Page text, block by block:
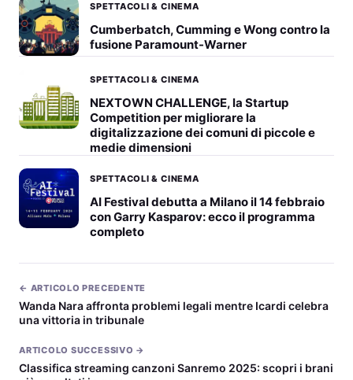
SPETTACOLI & CINEMA
Cumberbatch, Cumming e Wong contro la
fusione Paramount-Warner
SPETTACOLI & CINEMA
NEXTOWN CHALLENGE, la Startup
Competition per migliorare la
digitalizzazione dei comuni di piccole e
medie dimensioni
SPETTACOLI & CINEMA
AI Festival debutta a Milano il 14 febbraio
con Garry Kasparov: ecco il programma
completo
← ARTICOLO PRECEDENTE
Wanda Nara affronta problemi legali mentre Icardi celebra
una vittoria in tribunale
ARTICOLO SUCCESSIVO →
Classifica streaming canzoni Sanremo 2025: scopri i brani